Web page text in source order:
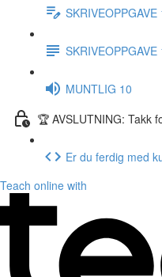
SKRIVEOPPGAVE
MUNTLIG 10
🏆 AVSLUTNING: Takk
Er du ferdig med
Teach online with